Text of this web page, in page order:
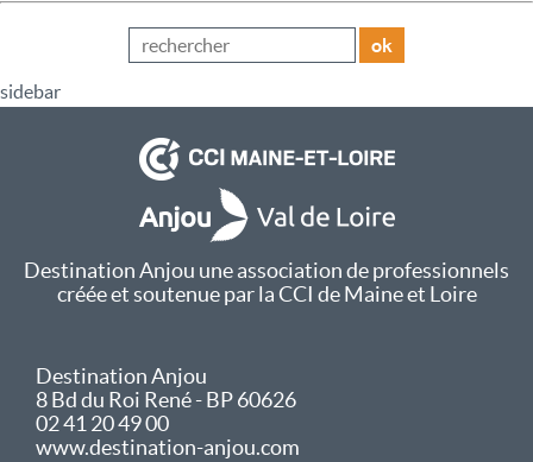
ok
sidebar
Destination Anjou une association de professionnels
créée et soutenue par la CCI de Maine et Loire
Destination Anjou
8 Bd du Roi René - BP 60626
02 41 20 49 00
www.destination-anjou.com